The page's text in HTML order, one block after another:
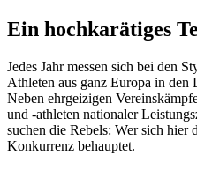
Ein hochkarätiges
Jedes Jahr messen sich bei den
Athleten aus ganz Europa in
Neben ehrgeizigen
und -athleten nationaler
suchen die Rebels: Wer sich hier
Konkurrenz behauptet.